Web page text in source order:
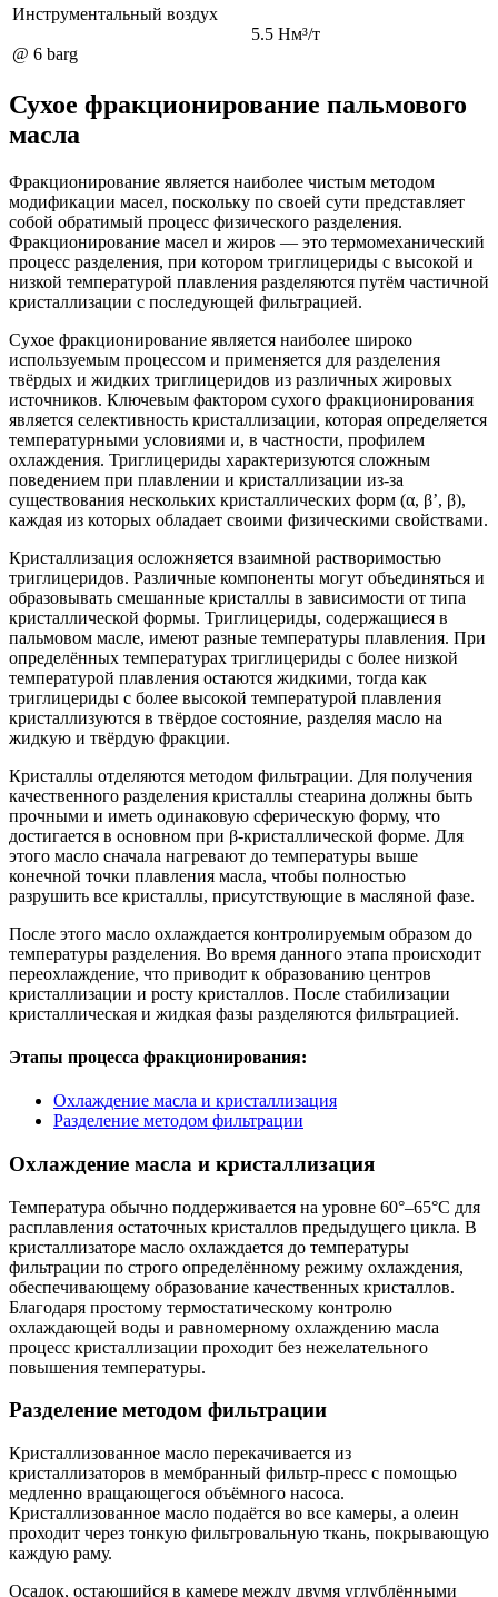
Инструментальный воздух
@ 6 barg
5.5 Нм³/т
Сухое фракционирование пальмового
масла
Фракционирование является наиболее чистым методом
модификации масел, поскольку по своей сути представляет
собой обратимый процесс физического разделения.
Фракционирование масел и жиров — это термомеханический
процесс разделения, при котором триглицериды с высокой и
низкой температурой плавления разделяются путём частичной
кристаллизации с последующей фильтрацией.
Сухое фракционирование является наиболее широко
используемым процессом и применяется для разделения
твёрдых и жидких триглицеридов из различных жировых
источников. Ключевым фактором сухого фракционирования
является селективность кристаллизации, которая определяется
температурными условиями и, в частности, профилем
охлаждения. Триглицериды характеризуются сложным
поведением при плавлении и кристаллизации из-за
существования нескольких кристаллических форм (α, β’, β),
каждая из которых обладает своими физическими свойствами.
Кристаллизация осложняется взаимной растворимостью
триглицеридов. Различные компоненты могут объединяться и
образовывать смешанные кристаллы в зависимости от типа
кристаллической формы. Триглицериды, содержащиеся в
пальмовом масле, имеют разные температуры плавления. При
определённых температурах триглицериды с более низкой
температурой плавления остаются жидкими, тогда как
триглицериды с более высокой температурой плавления
кристаллизуются в твёрдое состояние, разделяя масло на
жидкую и твёрдую фракции.
Кристаллы отделяются методом фильтрации. Для получения
качественного разделения кристаллы стеарина должны быть
прочными и иметь одинаковую сферическую форму, что
достигается в основном при β-кристаллической форме. Для
этого масло сначала нагревают до температуры выше
конечной точки плавления масла, чтобы полностью
разрушить все кристаллы, присутствующие в масляной фазе.
После этого масло охлаждается контролируемым образом до
температуры разделения. Во время данного этапа происходит
переохлаждение, что приводит к образованию центров
кристаллизации и росту кристаллов. После стабилизации
кристаллическая и жидкая фазы разделяются фильтрацией.
Этапы процесса фракционирования:
Охлаждение масла и кристаллизация
Разделение методом фильтрации
Охлаждение масла и кристаллизация
Температура обычно поддерживается на уровне 60°–65°C для
расплавления остаточных кристаллов предыдущего цикла. В
кристаллизаторе масло охлаждается до температуры
фильтрации по строго определённому режиму охлаждения,
обеспечивающему образование качественных кристаллов.
Благодаря простому термостатическому контролю
охлаждающей воды и равномерному охлаждению масла
процесс кристаллизации проходит без нежелательного
повышения температуры.
Разделение методом фильтрации
Кристаллизованное масло перекачивается из
кристаллизаторов в мембранный фильтр-пресс с помощью
медленно вращающегося объёмного насоса.
Кристаллизованное масло подаётся во все камеры, а олеин
проходит через тонкую фильтровальную ткань, покрывающую
каждую раму.
Осадок, остающийся в камере между двумя углублёнными